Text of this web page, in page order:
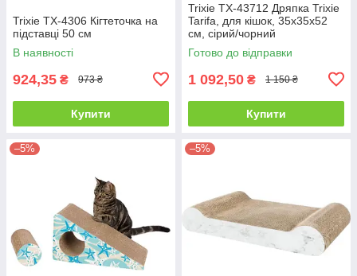
Trixie TX-4306 Кігтеточка на
підставці 50 см
В наявності
924,35 ₴ 973 ₴
Купити
Trixie TX-43712 Дряпка Trixie
Tarifa, для кішок, 35х35х52
см, сірий/чорний
Готово до відправки
1 092,50 ₴ 1 150 ₴
Купити
–5% –5%